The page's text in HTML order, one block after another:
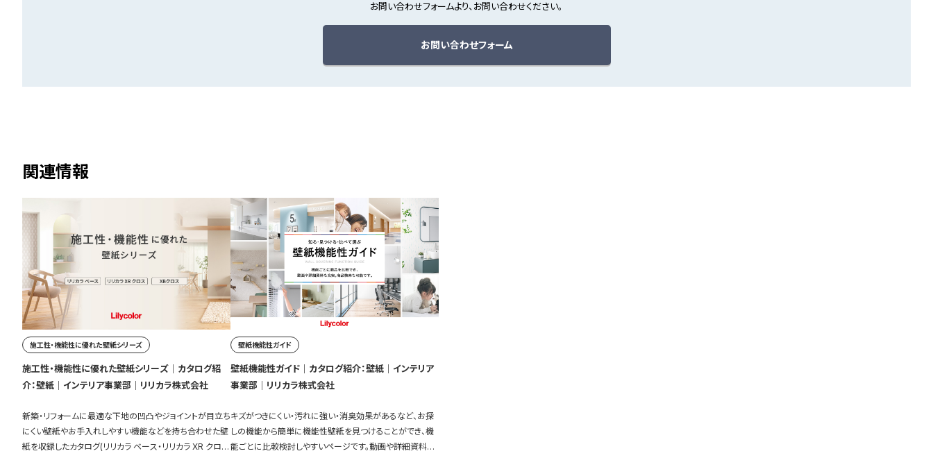
お問い合わせフォームより、お問い合わせください。
お問い合わせフォーム
関連情報
施工性・機能性に優れた壁紙シリーズ
施工性・機能性に優れた壁紙シリーズ｜カタログ紹
介：壁紙｜インテリア事業部｜リリカラ株式会社
新築・リフォームに最適な下地の凹凸やジョイントが目立ち
にくい壁紙やお手入れしやすい機能などを持ち合わせた壁
紙を収録したカタログ(リリカラ ベース・リリカラ XR クロ
壁紙機能性ガイド
壁紙機能性ガイド｜カタログ紹介：壁紙｜インテリア
事業部｜リリカラ株式会社
キズがつきにくい・汚れに強い・消臭効果があるなど、お探
しの機能から簡単に機能性壁紙を見つけることができ、機
能ごとに比較検討しやすいページです。動画や詳細資料も